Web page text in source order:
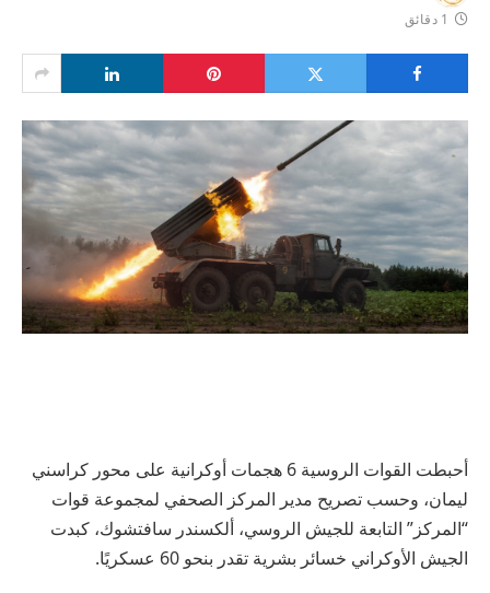
1 دقائق
أحبطت القوات الروسية 6 هجمات أوكرانية على محور كراسني
ليمان، وحسب تصريح مدير المركز الصحفي لمجموعة قوات
“المركز” التابعة للجيش الروسي، ألكسندر سافتشوك، كبدت
الجيش الأوكراني خسائر بشرية تقدر بنحو 60 عسكريًا.